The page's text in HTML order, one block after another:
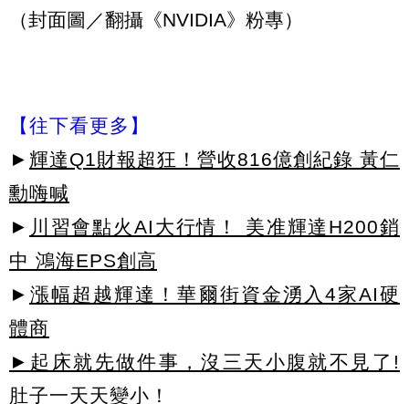
（封面圖／翻攝《NVIDIA》粉專）
【往下看更多】
► 輝達Q1財報超狂！營收816億創紀錄 黃仁
勳嗨喊
► 川習會點火AI大行情！ 美准輝達H200銷
中 鴻海EPS創高
► 漲幅超越輝達！華爾街資金湧入4家AI硬
體商
►起床就先做件事，沒三天小腹就不見了!
肚子一天天變小！